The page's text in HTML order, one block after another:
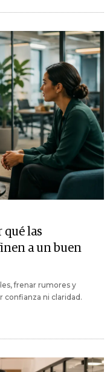
qué las
a un buen
frenar rumores y
confianza ni claridad.